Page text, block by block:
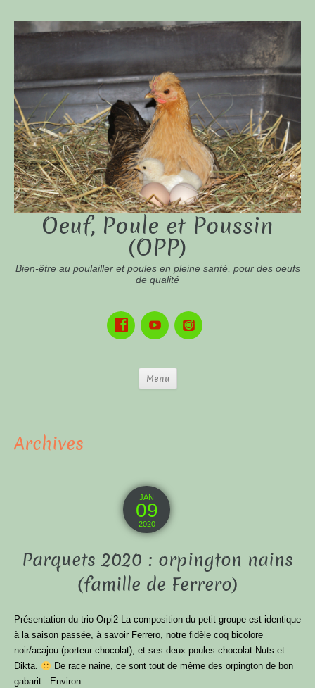
Oeuf, Poule et Poussin
(OPP)
Bien-être au poulailler et poules en pleine santé, pour des oeufs
de qualité
Menu
Archives
JAN
09
2020
Parquets 2020 : orpington nains
(famille de Ferrero)
Présentation du trio Orpi2 La composition du petit groupe est identique
à la saison passée, à savoir Ferrero, notre fidèle coq bicolore
noir/acajou (porteur chocolat), et ses deux poules chocolat Nuts et
Dikta.
De race naine, ce sont tout de même des orpington de bon
gabarit : Environ...